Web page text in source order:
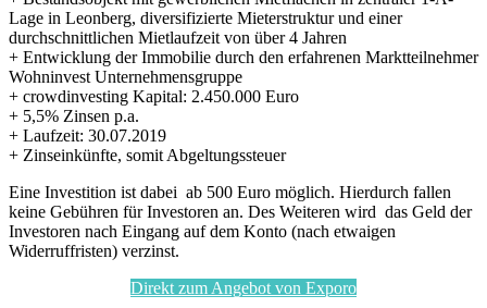
Lage in Leonberg, diversifizierte Mieterstruktur und einer
durchschnittlichen Mietlaufzeit von über 4 Jahren
+ Entwicklung der Immobilie durch den erfahrenen Marktteilnehmer
Wohninvest Unternehmensgruppe
+ crowdinvesting Kapital: 2.450.000 Euro
+ 5,5% Zinsen p.a.
+ Laufzeit: 30.07.2019
+ Zinseinkünfte, somit Abgeltungssteuer
Eine Investition ist dabei ab 500 Euro möglich. Hierdurch fallen
keine Gebühren für Investoren an. Des Weiteren wird das Geld der
Investoren nach Eingang auf dem Konto (nach etwaigen
Widerruffristen) verzinst.
Direkt zum Angebot von Exporo